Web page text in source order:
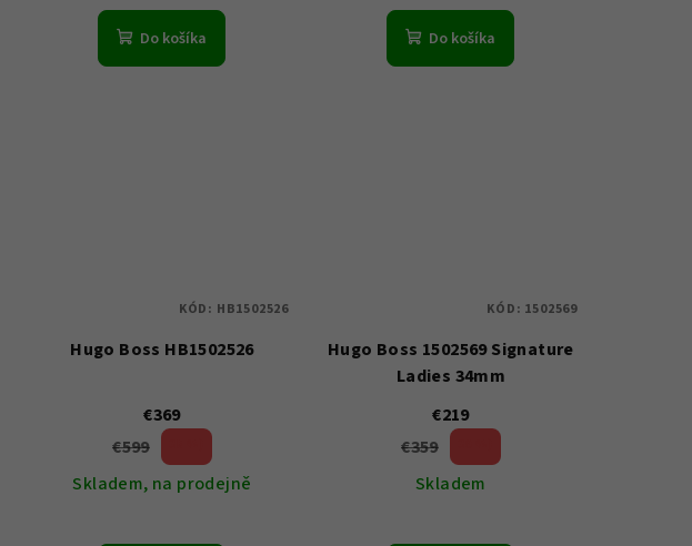
Do košíka Do košíka
Hugo Boss HB1502526
€369
€599
Skladem, na prodejně
KÓD: HB1502526
Hugo Boss 1502569 Signature
Ladies 34mm
€219
€359
Skladem
KÓD: 1502569